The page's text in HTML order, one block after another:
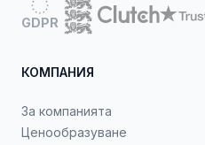
GDPR
КОМПАНИЯ
За компанията
Ценообразуване